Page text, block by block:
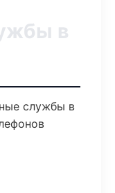
в
службы в